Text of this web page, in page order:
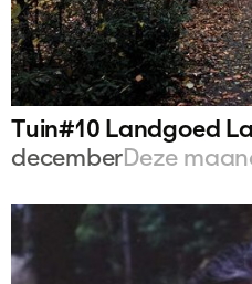
Tuin#10 Landgoed
decemberDeze